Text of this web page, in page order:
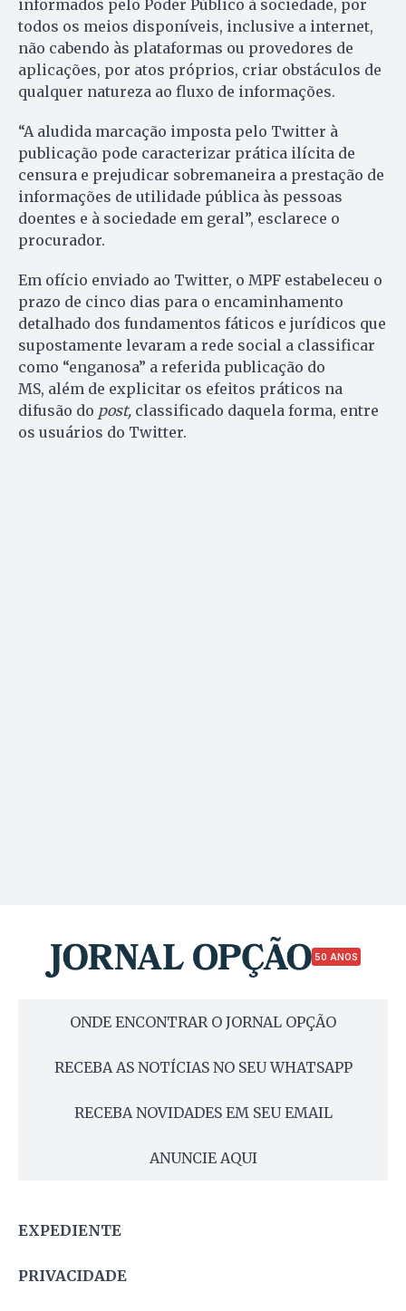
informados pelo Poder Público à sociedade, por
todos os meios disponíveis, inclusive a internet,
não cabendo às plataformas ou provedores de
aplicações, por atos próprios, criar obstáculos de
qualquer natureza ao fluxo de informações.
“A aludida marcação imposta pelo Twitter à
publicação pode caracterizar prática ilícita de
censura e prejudicar sobremaneira a prestação de
informações de utilidade pública às pessoas
doentes e à sociedade em geral”, esclarece o
procurador.
Em ofício enviado ao Twitter, o MPF estabeleceu o
prazo de cinco dias para o encaminhamento
detalhado dos fundamentos fáticos e jurídicos que
supostamente levaram a rede social a classificar
como “enganosa” a referida publicação do
MS, além de explicitar os efeitos práticos na
difusão do post, classificado daquela forma, entre
os usuários do Twitter.
50 ANOS
ONDE ENCONTRAR O JORNAL OPÇÃO
RECEBA AS NOTÍCIAS NO SEU WHATSAPP
RECEBA NOVIDADES EM SEU EMAIL
ANUNCIE AQUI
EXPEDIENTE
PRIVACIDADE